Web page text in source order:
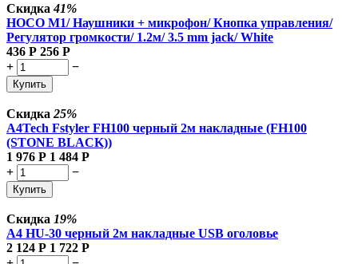
Скидка41%
HOCO M1/ Наушники + микрофон/ Кнопка управления/
Регулятор громкости/ 1.2м/ 3.5 mm jack/ White
436 Р 256 Р
+
−
Купить
Скидка 25%
A4Tech Fstyler FH100 черный 2м накладные (FH100
(STONE BLACK))
1 976 Р 1 484 Р
+
−
Купить
Скидка 19%
A4 HU-30 черный 2м накладные USB оголовье
2 124 Р 1 722 Р